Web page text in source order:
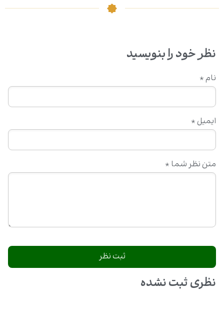
نظر خود را بنویسید
متن نظر شما *
نام *
ایمیل *
نظری ثبت نشده